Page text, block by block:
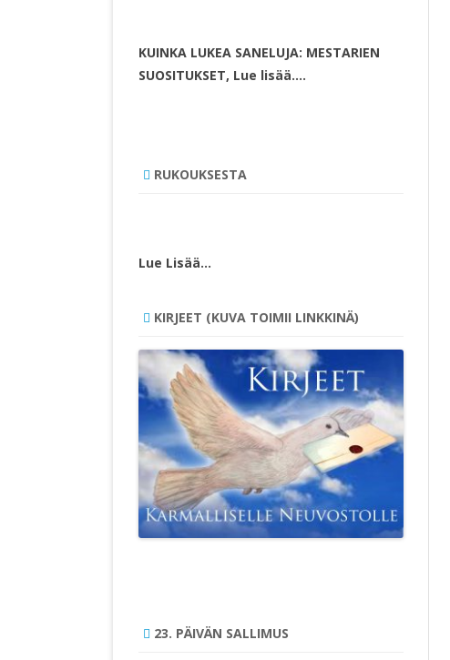
KUINKA LUKEA SANELUJA: MESTARIEN
SUOSITUKSET, Lue lisää….
RUKOUKSESTA
Lue Lisää…
KIRJEET (KUVA TOIMII LINKKINÄ)
23. PÄIVÄN SALLIMUS